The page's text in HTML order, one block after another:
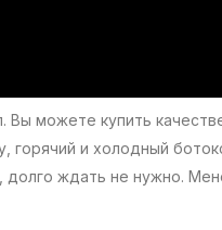
можете купить
и холодный
ждать не нужно.